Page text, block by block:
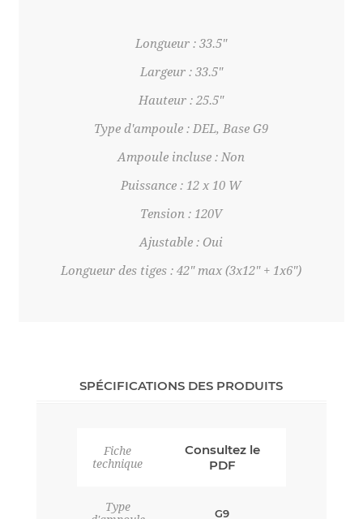
Longueur : 33.5"
Largeur : 33.5"
Hauteur : 25.5"
Type d'ampoule : DEL, Base G9
Ampoule incluse : Non
Puissance : 12 x 10 W
Tension : 120V
Ajustable : Oui
Longueur des tiges : 42" max (3x12" + 1x6")
SPÉCIFICATIONS DES PRODUITS
Fiche
technique
Consultez le
PDF
Type
G9